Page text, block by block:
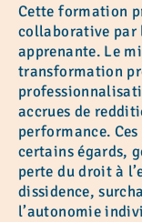
Cette formation
collaborative par
apprenante. Le
transformation
accrues de
performance.
certains égards,
perte du droit à
dissidence,
l’autonomie